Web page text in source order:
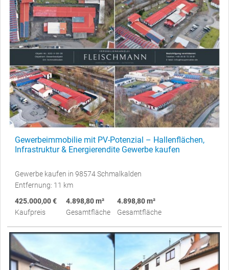
Gewerbeimmobilie mit PV-Potenzial – Hallenflächen,
Infrastruktur & Energierendite Gewerbe kaufen
Gewerbe kaufen in 98574 Schmalkalden
Entfernung: 11 km
425.000,00 €
Kaufpreis
4.898,80 m²
Gesamtfläche
4.898,80 m²
Gesamtfläche